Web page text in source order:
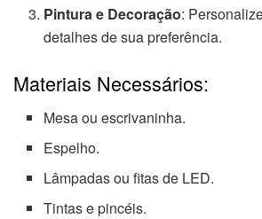
Pintura e Decoração:
detalhes de sua preferência.
Materiais Necessários:
Mesa ou escrivaninha.
Espelho.
Lâmpadas ou fitas de LED.
Tintas e pincéis.